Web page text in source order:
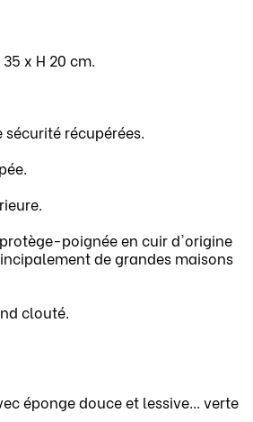
x H 20 cm.
sécurité récupérées.
poignée en cuir d'origine
de grandes maisons
clouté.
éponge douce et lessive... verte